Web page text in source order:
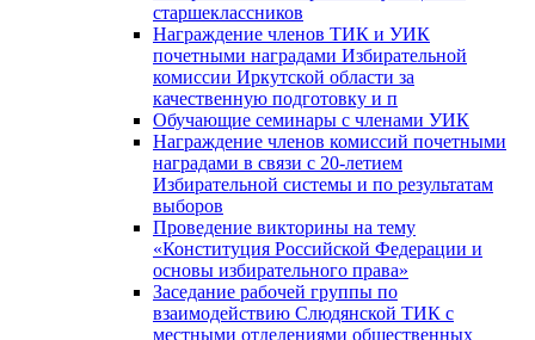
старшеклассников
Награждение членов ТИК и УИК
почетными наградами Избирательной
комиссии Иркутской области за
качественную подготовку и п
Обучающие семинары с членами УИК
Награждение членов комиссий почетными
наградами в связи с 20-летием
Избирательной системы и по результатам
выборов
Проведение викторины на тему
«Конституция Российской Федерации и
основы избирательного права»
Заседание рабочей группы по
взаимодействию Слюдянской ТИК с
местными отделениями общественных